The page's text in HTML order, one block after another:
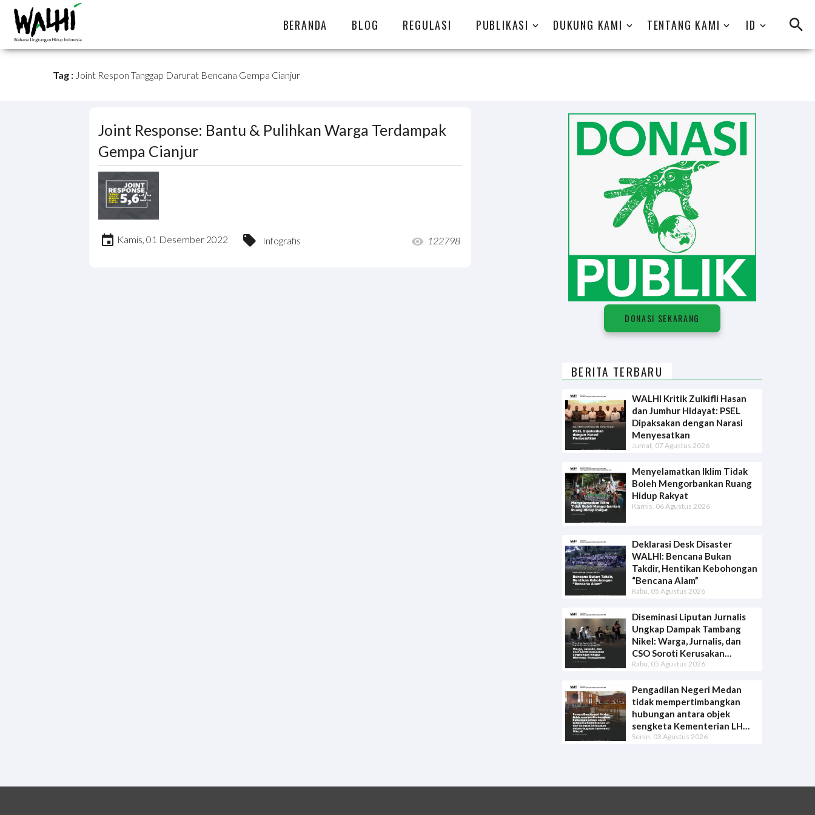
BERANDA BLOG REGULASI PUBLIKASI DUKUNG KAMI TENTANG KAMI ID
Tag : Joint Respon Tanggap Darurat Bencana Gempa Cianjur
Joint Response: Bantu & Pulihkan Warga Terdampak
Gempa Cianjur
Kamis, 01 Desember 2022 Infografis 122798
DONASI SEKARANG
BERITA TERBARU
WALHI Kritik Zulkifli Hasan
dan Jumhur Hidayat: PSEL
Dipaksakan dengan Narasi
Menyesatkan
Jumat, 07 Agustus 2026
Menyelamatkan Iklim Tidak
Boleh Mengorbankan Ruang
Hidup Rakyat
Kamis, 06 Agustus 2026
Deklarasi Desk Disaster
WALHI: Bencana Bukan
Takdir, Hentikan Kebohongan
“Bencana Alam”
Rabu, 05 Agustus 2026
Diseminasi Liputan Jurnalis
Ungkap Dampak Tambang
Nikel: Warga, Jurnalis, dan
CSO Soroti Kerusakan
Lingkungan hingga Minimnya
Rabu, 05 Agustus 2026
Pengadilan Negeri Medan
tidak mempertimbangkan
hubungan antara objek
sengketa Kementerian LH
dan dampak kerusakan dalam
Senin, 03 Agustus 2026